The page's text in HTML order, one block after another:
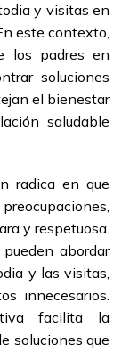
y visitas en
este contexto,
los padres en
soluciones
el bienestar
saludable
radica en que
y respetuosa.
abordar
y las visitas,
innecesarios.
facilita la
soluciones que